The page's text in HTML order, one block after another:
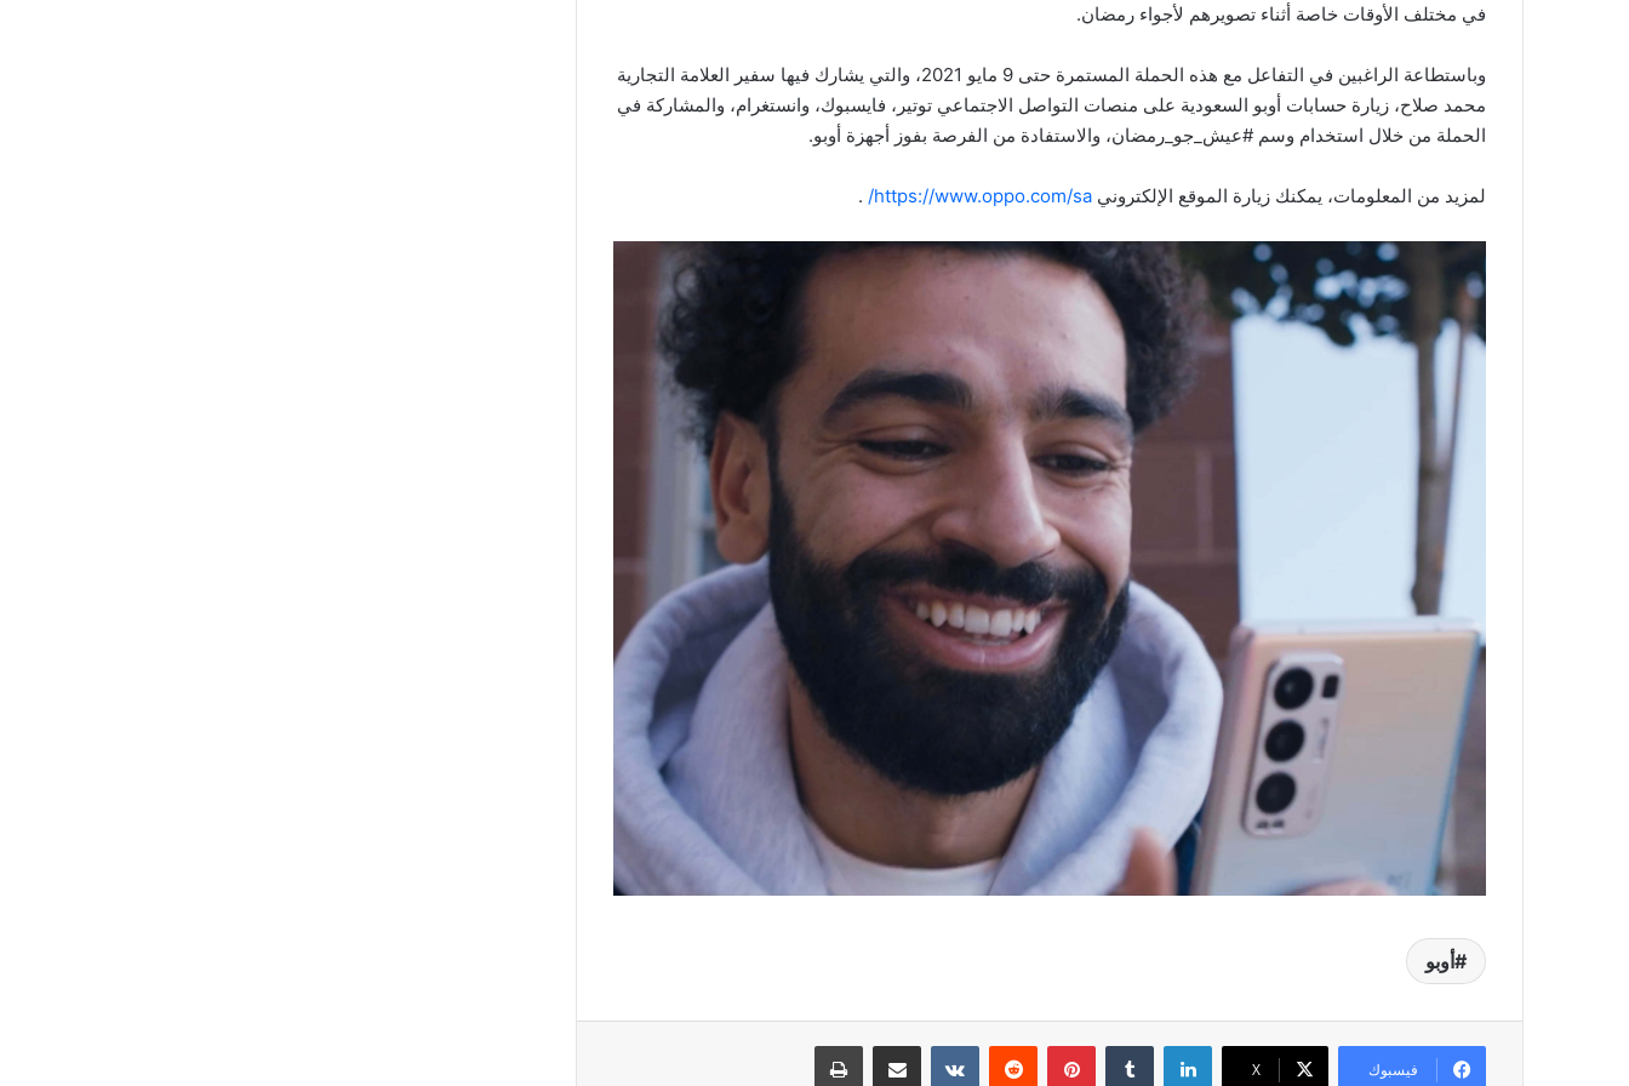
في مختلف الأوقات خاصة أثناء تصويرهم لأجواء رمضان.
وباستطاعة الراغبين في التفاعل مع هذه الحملة المستمرة حتى 9 مايو 2021، والتي يشارك فيها سفير العلامة التجارية
محمد صلاح، زيارة حسابات أوبو السعودية على منصات التواصل الاجتماعي توتير، فايسبوك، وانستغرام، والمشاركة في
الحملة من خلال استخدام وسم #عيش_جو_رمضان، والاستفادة من الفرصة بفوز أجهزة أوبو.
لمزيد من المعلومات، يمكنك زيارة الموقع الإلكتروني https://www.oppo.com/sa/
.
أوبو
فيسبوك ‫X
لينكدإن بينتيريست مشاركة عبر البريد طباعة